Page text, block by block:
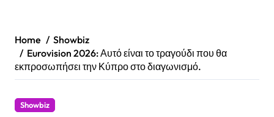
Home
Showbiz
Eurovision 2026: Αυτό είναι το τραγούδι που θα
εκπροσωπήσει την Κύπρο στο διαγωνισμό.
Showbiz